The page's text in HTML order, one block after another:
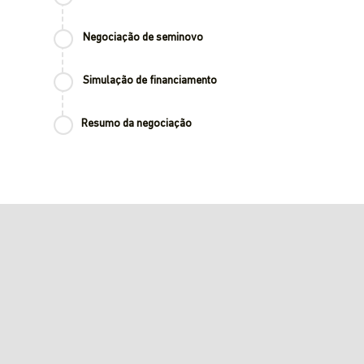
Negociação de seminovo
Simulação de financiamento
Resumo da negociação